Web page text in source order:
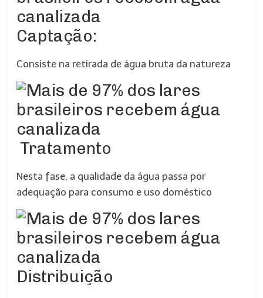
Captação:
Consiste na retirada de água bruta da natureza
Tratamento
Nesta fase, a qualidade da água passa por
adequação para consumo e uso doméstico
Distribuição